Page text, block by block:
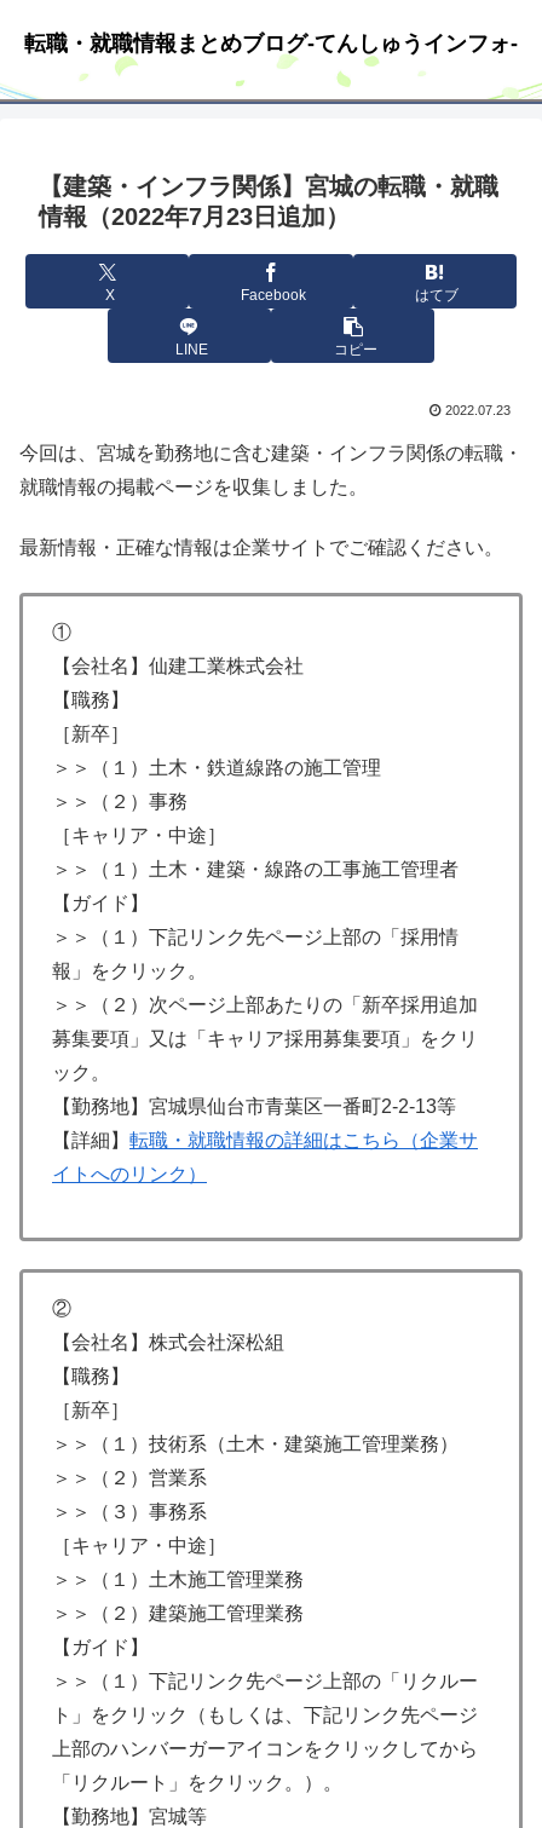
転職・就職情報まとめブログ-てんしゅうインフォ-
【建築・インフラ関係】宮城の転職・就職
情報（2022年7月23日追加）
X Facebook はてブ
LINE コピー
2022.07.23
今回は、宮城を勤務地に含む建築・インフラ関係の転職・
就職情報の掲載ページを収集しました。
最新情報・正確な情報は企業サイトでご確認ください。
①
【会社名】仙建工業株式会社
【職務】
［新卒］
＞＞（１）土木・鉄道線路の施工管理
＞＞（２）事務
［キャリア・中途］
＞＞（１）土木・建築・線路の工事施工管理者
【ガイド】
＞＞（１）下記リンク先ページ上部の「採用情
報」をクリック。
＞＞（２）次ページ上部あたりの「新卒採用追加
募集要項」又は「キャリア採用募集要項」をクリ
ック。
【勤務地】宮城県仙台市青葉区一番町2-2-13等
【詳細】 転職・就職情報の詳細はこちら（企業サ
イトへのリンク）
②
【会社名】株式会社深松組
【職務】
［新卒］
＞＞（１）技術系（土木・建築施工管理業務）
＞＞（２）営業系
＞＞（３）事務系
［キャリア・中途］
＞＞（１）土木施工管理業務
＞＞（２）建築施工管理業務
【ガイド】
＞＞（１）下記リンク先ページ上部の「リクルー
ト」をクリック（もしくは、下記リンク先ページ
上部のハンバーガーアイコンをクリックしてから
「リクルート」をクリック。）。
【勤務地】宮城等